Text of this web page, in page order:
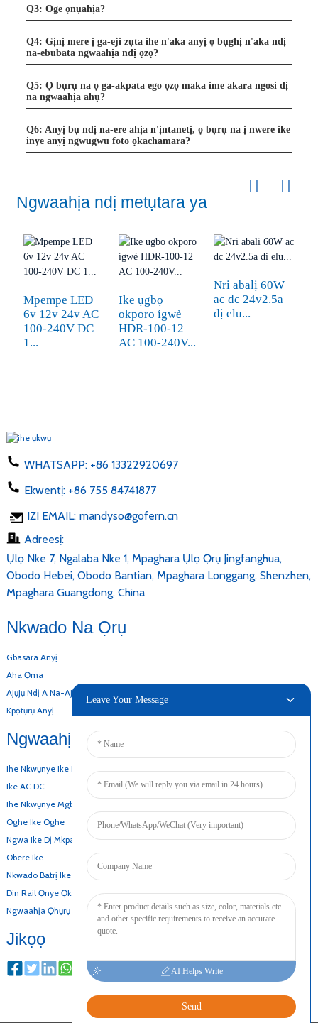
Q3: Oge ọnụahịa?
Q4: Gịnị mere ị ga-eji zụta ihe n'aka anyị ọ bụghị n'aka ndị
na-ebubata ngwaahịa ndị ọzọ?
Q5: Ọ bụrụ na ọ ga-akpata ego ọzọ maka ime akara ngosi dị
na ngwaahịa ahụ?
Q6: Anyị bụ ndị na-ere ahịa n'ịntanetị, ọ bụrụ na ị nwere ike
inye anyị ngwugwu foto ọkachamara?
Ngwaahịa ndị metụtara ya
Mpempe LED
6v 12v 24v AC
100-240V DC
1...
Ike ụgbọ
okporo ígwè
HDR-100-12
AC 100-240V...
Nri abalị 60W
ac dc 24v2.5a
dị elu...
WHATSAPP: +86 13322920697
Ekwentị: +86 755 84741877
IZI EMAIL: mandyso@gofern.cn
Adreesị:
Ụlọ Nke 7, Ngalaba Nke 1, Mpaghara Ụlọ Ọrụ Jingfanghua,
Obodo Hebei, Obodo Bantian, Mpaghara Longgang, Shenzhen,
Mpaghara Guangdong, China
Nkwado Na Ọrụ
Gbasara Anyị
Aha Ọma
Ajụjụ Ndị A Na-Ajụkarị
Kpọtụrụ Anyị
Ngwaahịa Anyị
Ihe Nkwụnye Ike Nke Desktọọpụ
Ike AC DC
Ihe Nkwụnye Mgbidi
Oghe Ike Oghe
Ngwa Ike Dị Mkpa
Obere Ike
Nkwado Batrị Ike Nkwado
Din Rail Ọnye Ọkụ Eletrik
Ngwaahịa Ọhụrụ
Jikọọ
Leave Your Message
AI Helps Write
Send